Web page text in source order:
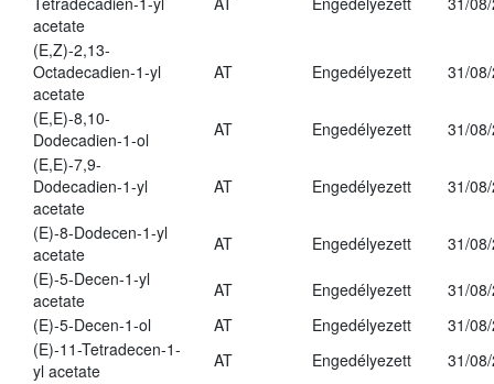
acetate
(E,Z)-2,13-
Octadecadien-1-yl
acetate
AT Engedélyezett 31/
(E,E)-8,10-
Dodecadien-1-ol
AT Engedélyezett
31/
(E,E)-7,9-
Dodecadien-1-yl
acetate
AT Engedélyezett 31/
(E)-8-Dodecen-1-yl
acetate
AT Engedélyezett
31/
(E)-5-Decen-1-yl
acetate
AT Engedélyezett
31/
(E)-5-Decen-1-ol
AT Engedélyezett
31/
(E)-11-Tetradecen-1-
yl acetate
AT Engedélyezett 31/